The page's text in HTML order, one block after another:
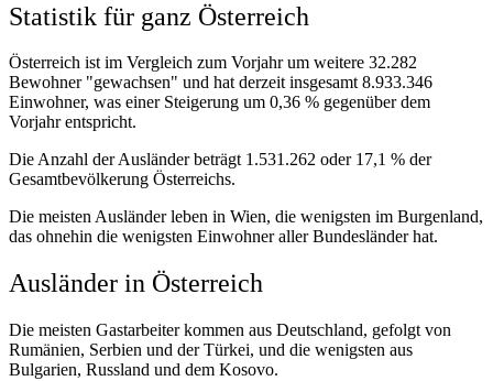
Statistik für ganz Österreich
Österreich ist im Vergleich zum Vorjahr um weitere 32.282
Bewohner "gewachsen" und hat derzeit insgesamt 8.933.346
Einwohner, was einer Steigerung um 0,36 % gegenüber dem
Vorjahr entspricht.
Die Anzahl der Ausländer beträgt 1.531.262 oder 17,1 % der
Gesamtbevölkerung Österreichs.
Die meisten Ausländer leben in Wien, die wenigsten im Burgenland,
das ohnehin die wenigsten Einwohner aller Bundesländer hat.
Ausländer in Österreich
Die meisten Gastarbeiter kommen aus Deutschland, gefolgt von
Rumänien, Serbien und der Türkei, und die wenigsten aus
Bulgarien, Russland und dem Kosovo.